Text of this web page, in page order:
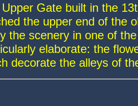
Gate built in the
the upper end of the
the scenery in one of
elaborate: the
decorate the alleys of